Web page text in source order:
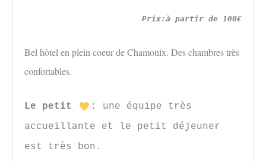
Prix:à partir de 100€
Bel hôtel en plein coeur de Chamonix. Des chambres très
confortables.
Le petit :
une équipe très
accueillante et le petit déjeuner
est très bon.